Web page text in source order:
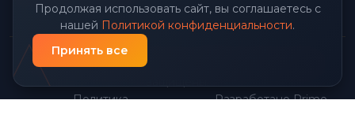
Продолжая использовать сайт, вы соглашаетесь с
нашей Политикой конфиденциальности.
Принять все
© 2026 Передовой Центр снабжения. Все права
Политика
Разработано Prime